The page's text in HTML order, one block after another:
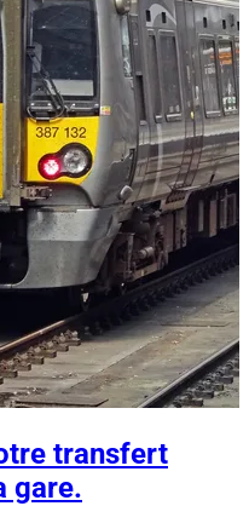
transfert
gare.